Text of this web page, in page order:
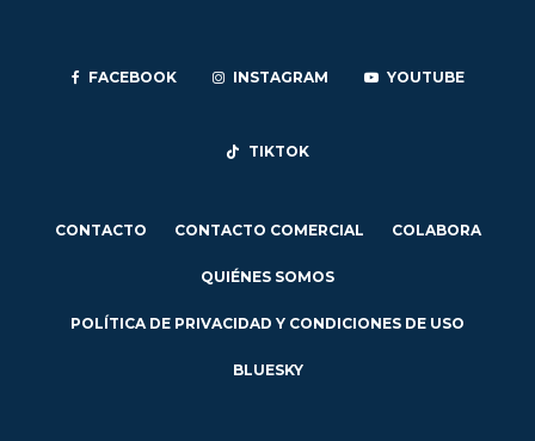
FACEBOOK INSTAGRAM YOUTUBE
TIKTOK
CONTACTO CONTACTO COMERCIAL COLABORA
QUIÉNES SOMOS
POLÍTICA DE PRIVACIDAD Y CONDICIONES DE USO
BLUESKY